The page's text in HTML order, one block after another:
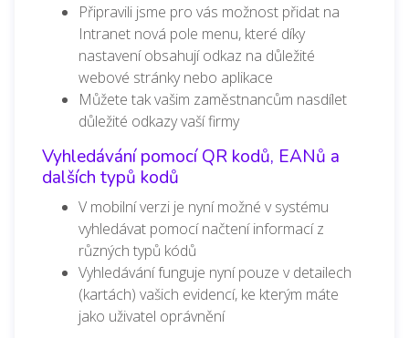
Připravili jsme pro vás možnost přidat na
Intranet nová pole menu, které díky
nastavení obsahují odkaz na důležité
webové stránky nebo aplikace
Můžete tak vašim zaměstnancům nasdílet
důležité odkazy vaší firmy
Vyhledávání pomocí QR kodů, EANů a
dalších typů kodů
V mobilní verzi je nyní možné v systému
vyhledávat pomocí načtení informací z
různých typů kódů
Vyhledávání funguje nyní pouze v detailech
(kartách) vašich evidencí, ke kterým máte
jako uživatel oprávnění